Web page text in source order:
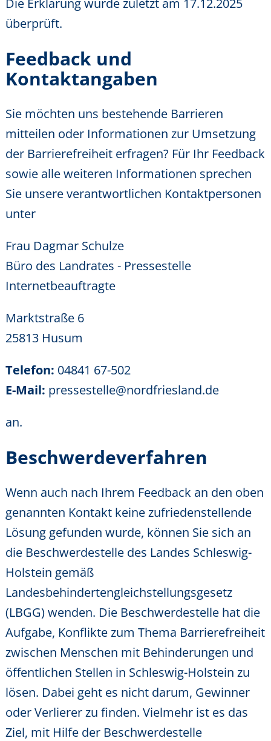
Die Erklärung wurde zuletzt am 17.12.2025
überprüft.
Feedback und
Kontaktangaben
Sie möchten uns bestehende Barrieren
mitteilen oder Informationen zur Umsetzung
der Barrierefreiheit erfragen? Für Ihr Feedback
sowie alle weiteren Informationen sprechen
Sie unsere verantwortlichen Kontaktpersonen
unter
Frau Dagmar Schulze
Büro des Landrates - Pressestelle
Internetbeauftragte
Marktstraße 6
25813 Husum
Telefon: 04841 67-502
E-Mail: pressestelle@nordfriesland.de
an.
Beschwerdeverfahren
Wenn auch nach Ihrem Feedback an den oben
genannten Kontakt keine zufriedenstellende
Lösung gefunden wurde, können Sie sich an
die Beschwerdestelle des Landes Schleswig-
Holstein gemäß
Landesbehindertengleichstellungsgesetz
(LBGG) wenden. Die Beschwerdestelle hat die
Aufgabe, Konflikte zum Thema Barrierefreiheit
zwischen Menschen mit Behinderungen und
öffentlichen Stellen in Schleswig-Holstein zu
lösen. Dabei geht es nicht darum, Gewinner
oder Verlierer zu finden. Vielmehr ist es das
Ziel, mit Hilfe der Beschwerdestelle